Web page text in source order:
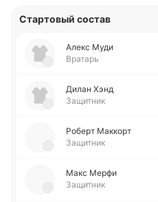
Стартовый состав
Алекс Муди
Вратарь
Дилан Хэнд
Защитник
Роберт Ма­ккорт
Защитник
Макс Мерфи
Защитник